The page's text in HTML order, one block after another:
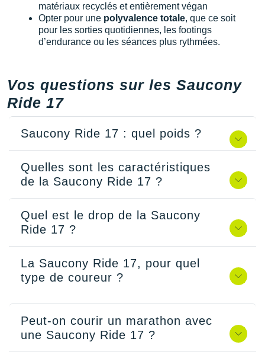
matériaux recyclés et entièrement végan
Opter pour une polyvalence totale, que ce soit
pour les sorties quotidiennes, les footings
d’endurance ou les séances plus rythmées.
Vos questions sur les Saucony
Ride 17
Saucony Ride 17 : quel poids ?
Quelles sont les caractéristiques
de la Saucony Ride 17 ?
Quel est le drop de la Saucony
Ride 17 ?
La Saucony Ride 17, pour quel
type de coureur ?
Peut-on courir un marathon avec
une Saucony Ride 17 ?